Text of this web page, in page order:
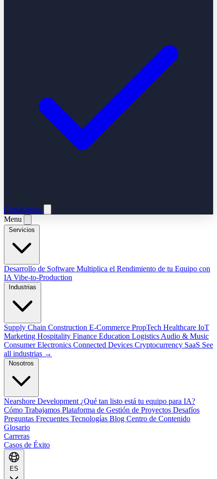
Contáctanos
Menu
Desarrollo de Software Multiplica el Rendimiento de tu Equipo con
IA Vibe-to-Production
Supply Chain Construction E-Commerce PropTech Healthcare IoT
Marketing Hospitality Finance Education Logistics Audio & Music
Consumer Electronics Connected Devices Cryptocurrency SaaS See
all industrias →
Nearshore Development ¿Qué tan listo está tu equipo para IA?
Cómo Trabajamos Plataforma de Gestión de Proyectos Desafíos
Preguntas Frecuentes Tecnologías Blog Centro de Contenido
Glosario
Carreras
Casos de Éxito